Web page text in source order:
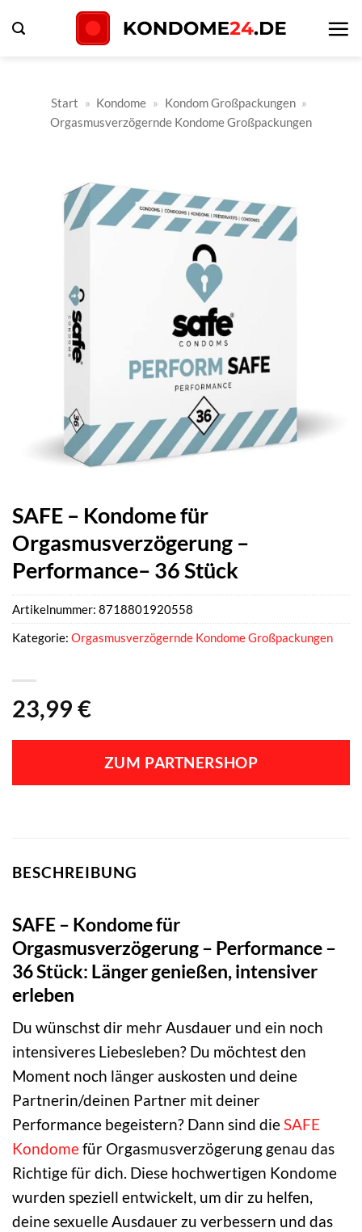
Inhalt
Start » Kondome » Kondom Großpackungen »
Orgasmusverzögernde Kondome Großpackungen
SAFE – Kondome für
Orgasmusverzögerung –
Performance– 36 Stück
23,99 €
ZUM PARTNERSHOP
Artikelnummer: 8718801920558
Kategorie: Orgasmusverzögernde Kondome Großpackungen
BESCHREIBUNG
SAFE – Kondome für
Orgasmusverzögerung – Performance –
36 Stück: Länger genießen, intensiver
erleben
Du wünschst dir mehr Ausdauer und ein noch
intensiveres Liebesleben? Du möchtest den
Moment noch länger auskosten und deine
Partnerin/deinen Partner mit deiner
Performance begeistern? Dann sind dieSAFE
Kondomefür Orgasmusverzögerung genau das
Richtige für dich. Diese hochwertigen Kondome
wurden speziell entwickelt, um dir zu helfen,
deine sexuelle Ausdauer zu verbessern und das